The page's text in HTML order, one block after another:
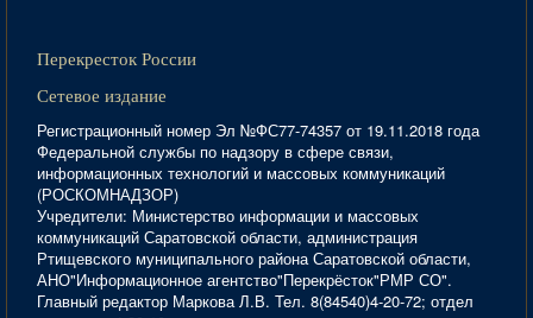
Перекресток России
Сетевое издание
Регистрационный номер Эл №ФС77-74357 от 19.11.2018 года
Федеральной службы по надзору в сфере связи,
информационных технологий и массовых коммуникаций
(РОСКОМНАДЗОР)
Учредители: Министерство информации и массовых
коммуникаций Саратовской области, администрация
Ртищевского муниципального района Саратовской области,
АНО"Информационное агентство"Перекрёсток"РМР СО".
Главный редактор Маркова Л.В. Тел. 8(84540)4-20-72; отдел